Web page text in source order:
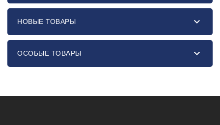
НОВЫЕ ТОВАРЫ 
ОСОБЫЕ ТОВАРЫ 